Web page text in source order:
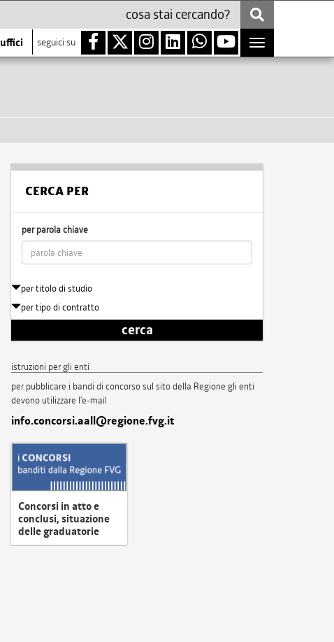
seguici su
Toggle
navigation
CERCA PER
per parola chiave
per titolo di studio
per tipo di contratto
cerca
istruzioni per gli enti
per pubblicare i bandi di concorso sul sito della Regione gli enti
devono utilizzare l'e-mail
info.concorsi.aall@regione.fvg.it
Concorsi in atto e
conclusi, situazione
delle graduatorie